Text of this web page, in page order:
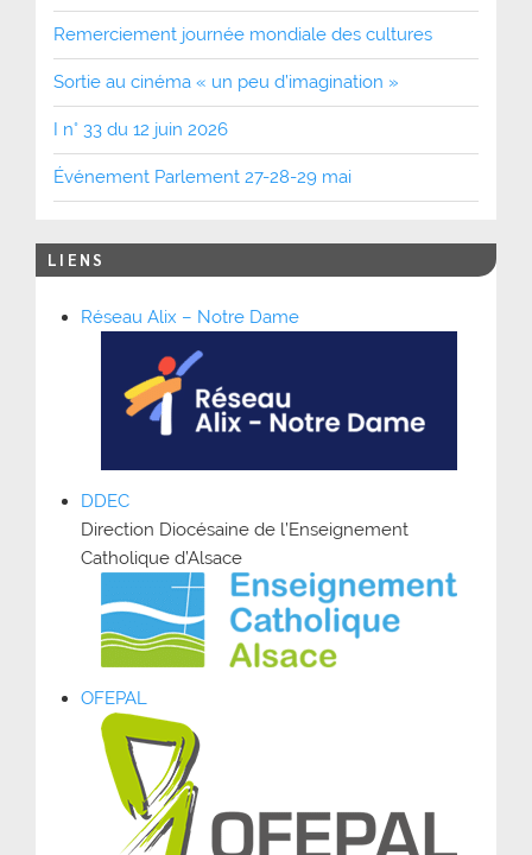
Remerciement journée mondiale des cultures
Sortie au cinéma « un peu d’imagination »
I n° 33 du 12 juin 2026
Événement Parlement 27-28-29 mai
LIENS
Réseau Alix – Notre Dame
DDEC
Direction Diocésaine de l’Enseignement
Catholique d’Alsace
OFEPAL